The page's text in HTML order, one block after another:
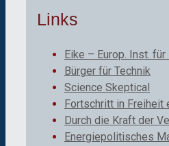
Links
Eike – Europ. Inst.
Bürger für Technik
Science Skeptical
Fortschritt in Freiheit
Durch die Kraft der
Energiepolitisches